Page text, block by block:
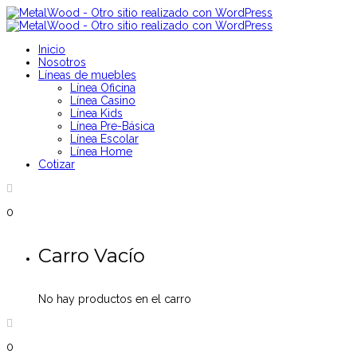
Inicio
Nosotros
Líneas de muebles
Línea Oficina
Línea Casino
Línea Kids
Línea Pre-Básica
Línea Escolar
Línea Home
Cotizar
0
Carro Vacío
No hay productos en el carro
0